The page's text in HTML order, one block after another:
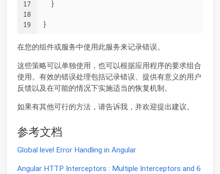
17
18
19
  }
}
在您的组件或服务中使用此服务来记录错误。
这些策略可以单独使用，也可以根据应用程序的要求组合
使用。有效的错误处理包括记录错误、提供有意义的用户
反馈以及在可能的情况下实施适当的恢复机制。
如果有其他可行的方法，请告诉我，并欢迎提出建议。
参考文档
Global level Error Handling in Angular
Angular HTTP Interceptors : Multiple Interceptors and 6